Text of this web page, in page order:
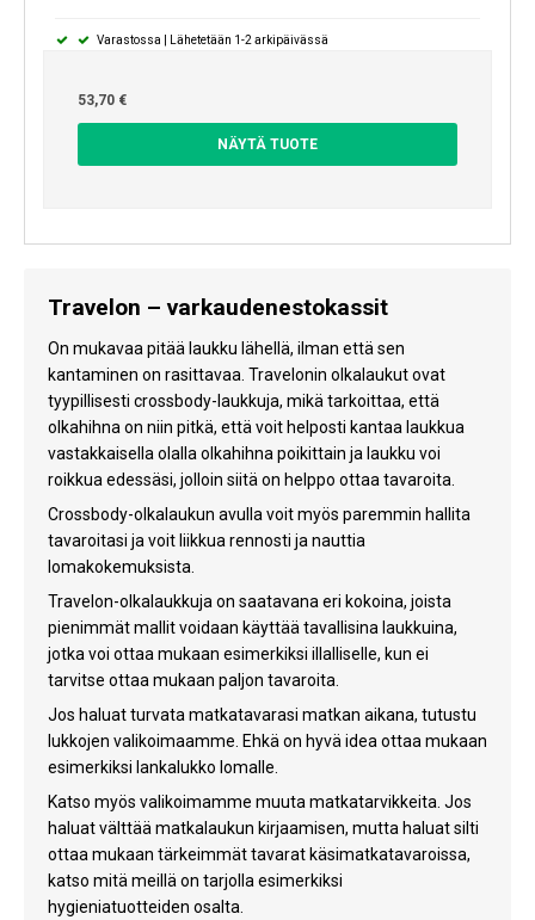
Varastossa | Lähetetään 1-2 arkipäivässä
53,70 €
NÄYTÄ TUOTE
Travelon – varkaudenestokassit
On mukavaa pitää laukku lähellä, ilman että sen
kantaminen on rasittavaa. Travelonin olkalaukut ovat
tyypillisesti crossbody-laukkuja, mikä tarkoittaa, että
olkahihna on niin pitkä, että voit helposti kantaa laukkua
vastakkaisella olalla olkahihna poikittain ja laukku voi
roikkua edessäsi, jolloin siitä on helppo ottaa tavaroita.
Crossbody-olkalaukun avulla voit myös paremmin hallita
tavaroitasi ja voit liikkua rennosti ja nauttia
lomakokemuksista.
Travelon-olkalaukkuja on saatavana eri kokoina, joista
pienimmät mallit voidaan käyttää tavallisina laukkuina,
jotka voi ottaa mukaan esimerkiksi illalliselle, kun ei
tarvitse ottaa mukaan paljon tavaroita.
Jos haluat turvata matkatavarasi matkan aikana, tutustu
lukkojen valikoimaamme. Ehkä on hyvä idea ottaa mukaan
esimerkiksi lankalukko lomalle.
Katso myös valikoimamme muuta matkatarvikkeita. Jos
haluat välttää matkalaukun kirjaamisen, mutta haluat silti
ottaa mukaan tärkeimmät tavarat käsimatkatavaroissa,
katso mitä meillä on tarjolla esimerkiksi
hygieniatuotteiden osalta.